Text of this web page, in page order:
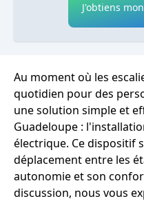
J'obtiens
Au moment où les
quotidien pour des
une solution simple et
Guadeloupe :
électrique. Ce dispositif
déplacement entre les
autonomie et son
discussion, nous vous